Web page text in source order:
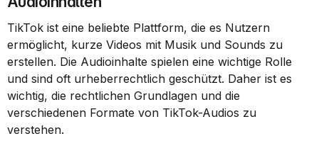
TikTok ist eine beliebte Plattform, die es Nutzern
ermöglicht, kurze Videos mit Musik und Sounds zu
erstellen. Die Audioinhalte spielen eine wichtige Rolle
und sind oft urheberrechtlich geschützt. Daher ist es
wichtig, die rechtlichen Grundlagen und die
verschiedenen Formate von TikTok-Audios zu
verstehen.